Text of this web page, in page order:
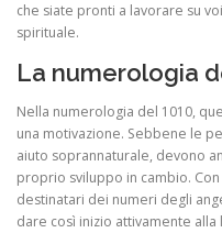
che siate pronti a lavorare su
spirituale.
La numerologia
Nella numerologia del 1010,
una motivazione. Sebbene le
aiuto soprannaturale, devono
proprio sviluppo in cambio.
destinatari dei numeri degli
dare così inizio attivamente alla